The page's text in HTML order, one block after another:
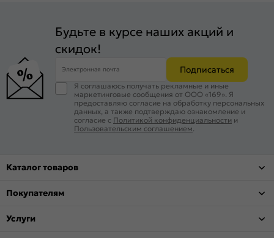
Будьте в курсе наших акций и
скидок!
Электронная почта Подписаться
Я соглашаюсь получать рекламные и иные
маркетинговые сообщения от ООО «169». Я
предоставляю согласие на обработку персональных
данных, а также подтверждаю ознакомление и
согласие с Политикой конфиденциальности и
Пользовательским соглашением.
Каталог товаров
Покупателям
Услуги